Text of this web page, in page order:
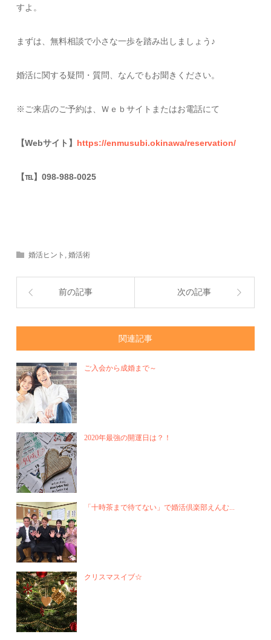
すよ。
まずは、無料相談で小さな一歩を踏み出しましょう♪
婚活に関する疑問・質問、なんでもお聞きください。
※ご来店のご予約は、Ｗｅｂサイトまたはお電話にて
【Webサイト】 https://enmusubi.okinawa/reservation/
【℡】098-988-0025
婚活ヒント ,婚活術
前の記事 次の記事
関連記事
ご入会から成婚まで～
2020年最強の開運日は？！
「十時茶まで待てない」で婚活倶楽部えんむ...
クリスマスイブ☆